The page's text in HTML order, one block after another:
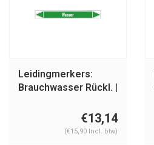
Leidingmerkers:
Brauchwasser Rückl. |
€13,14
(€15,90 Incl. btw)